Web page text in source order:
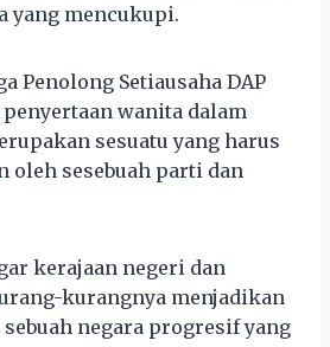
yang mencukupi.
Penolong Setiausaha DAP
wanita dalam
sesuatu yang harus
oleh sesebuah parti dan
kerajaan negeri dan
kurangnya menjadikan
sebuah negara progresif yang